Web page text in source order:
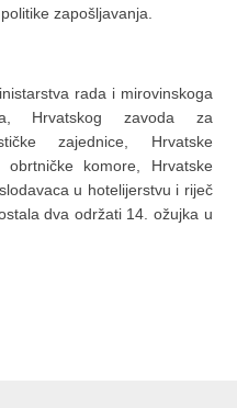
zapošljavanja.
rada i mirovinskoga
Hrvatskog zavoda za
zajednice, Hrvatske
komore, Hrvatske
u hotelijerstvu i riječ
dva održati 14. ožujka u